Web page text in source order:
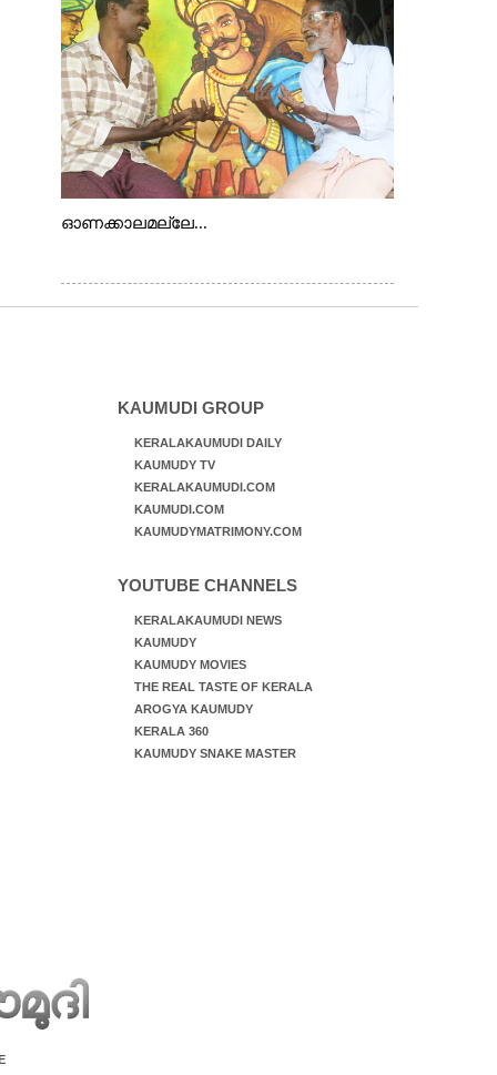
പ്രശസ്ത കഥക് നർത്തകി എം.
അക്ഷത അവതരിപ്പിച്ച ലയ നമൻ കഥകിൽ
നിന്ന്
ഓണക്കാലമല്ലേ...
KAUMUDI GROUP
KERALAKAUMUDI DAILY
KAUMUDY TV
KERALAKAUMUDI.COM
KAUMUDI.COM
KAUMUDYMATRIMONY.COM
YOUTUBE CHANNELS
KERALAKAUMUDI NEWS
KAUMUDY
KAUMUDY MOVIES
THE REAL TASTE OF KERALA
AROGYA KAUMUDY
KERALA 360
KAUMUDY SNAKE MASTER